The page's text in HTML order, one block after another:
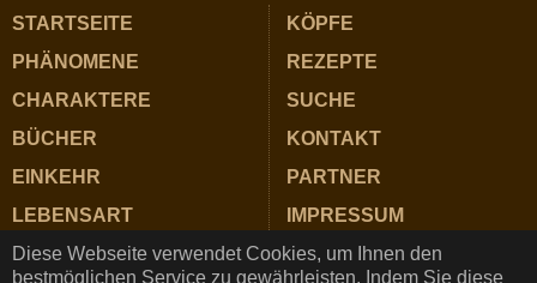
Diese Webseite verwendet Cookies, um Ihnen den
bestmöglichen Service zu gewährleisten. Indem Sie diese
STARTSEITE
PHÄNOMENE
CHARAKTERE
BÜCHER
EINKEHR
LEBENSART
ZUTATEN
KÖPFE
REZEPTE
SUCHE
KONTAKT
PARTNER
IMPRESSUM
DATENSCHUTZ